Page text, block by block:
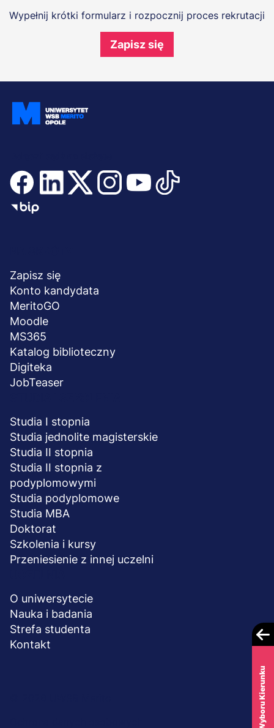
Wypełnij krótki formularz i rozpocznij proces rekrutacji
Zapisz się
stopka
Zapisz się
Konto kandydata
MeritoGO
Moodle
MS365
Katalog biblioteczny
Digiteka
JobTeaser
Studia I stopnia
Studia jednolite magisterskie
Studia II stopnia
Studia II stopnia z
podyplomowymi
Studia podyplomowe
Studia MBA
Doktorat
Szkolenia i kursy
Przeniesienie z innej uczelni
O uniwersytecie
Nauka i badania
Strefa studenta
Kontakt
Test Wyboru Kierunku